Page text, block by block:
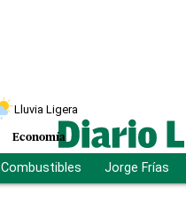
Lluvia Ligera
Economía
Combustibles Jorge Frías